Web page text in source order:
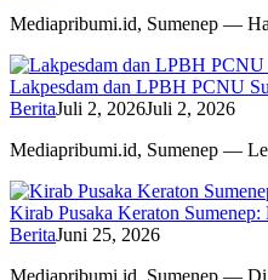
Mediapribumi.id, Sumenep —
Lakpesdam dan LPBH PCNU
BeritaJuli 2, 2026Juli 2, 2026
Mediapribumi.id, Sumenep —
Kirab Pusaka Keraton
BeritaJuni 25, 2026
Mediapribumi.id, Sumenep — Di